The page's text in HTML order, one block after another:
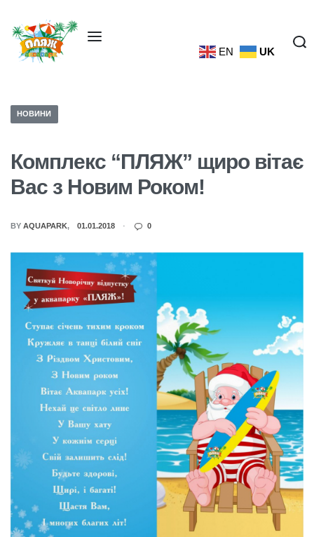
EN UK
НОВИНИ
Комплекс “ПЛЯЖ” щиро вітає
Вас з Новим Роком!
BY AQUAPARK 01.01.2018 0